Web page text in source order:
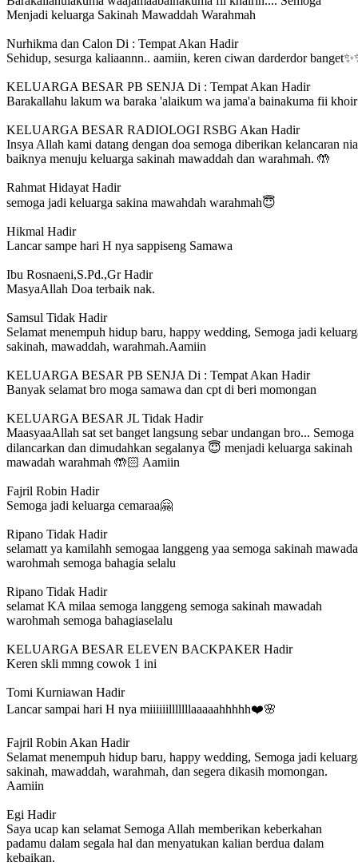
Menjadi keluarga Sakinah Mawaddah Warahmah
Nurhikma dan Calon Di : Tempat Akan Hadir
Sehidup, sesurga kaliaannn.. aamiin, keren ciwan darderdor
KELUARGA BESAR PB SENJA Di : Tempat Akan Hadir
Barakallahu lakum wa baraka 'alaikum wa jama'a bainakuma fii khoir
KELUARGA BESAR RADIOLOGI RSBG Akan Hadir
Insya Allah kami datang dengan doa semoga diberikan kelancaran
baiknya menuju keluarga sakinah mawaddah dan warahmah. 🤲
Rahmat Hidayat Hadir
semoga jadi keluarga sakina mawahdah warahmah😇
Hikmal Hadir
Lancar sampe hari H nya sappiseng Samawa
Ibu Rosnaeni,S.Pd.,GrHadir
MasyaAllah Doa terbaik nak.
Samsul Tidak Hadir
Selamat menempuh hidup baru, happy wedding, Semoga jadi
sakinah, mawaddah, warahmah.Aamiin
KELUARGA BESAR PB SENJA Di : Tempat Akan Hadir
Banyak selamat bro moga samawa dan cpt di beri momongan
KELUARGA BESAR JL Tidak Hadir
MaasyaaAllah sat set banget langsung sebar undangan bro... Semoga
dilancarkan dan dimudahkan segalanya 😇 menjadi keluarga sakinah
mawadah warahmah 🤲🏻 Aamiin
Fajril Robin Hadir
Semoga jadi keluarga cemaraa🤗
Ripano Tidak Hadir
selamatt ya kamilahh semogaa langgeng yaa semoga sakinah
warohmah semoga bahagia selalu
Ripano Tidak Hadir
selamat KA milaa semoga langgeng semoga sakinah mawadah
warohmah semoga bahagiaselalu
KELUARGA BESAR ELEVEN BACKPAKER Hadir
Keren skli mmng cowok 1 ini
Tomi Kurniawan Hadir
Lancar sampai hari H nya miiiiiilllllllaaaaahhhhh❤️🌸
Fajril Robin Akan Hadir
Selamat menempuh hidup baru, happy wedding, Semoga jadi
sakinah, mawaddah, warahmah, dan segera dikasih momongan.
Aamiin
Egi Hadir
Saya ucap kan selamat Semoga Allah memberikan keberkahan
padamu dalam segala hal dan menyatukan kalian berdua dalam
kebaikan.